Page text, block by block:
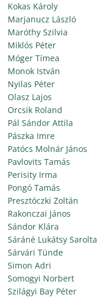
Kokas Károly
Marjanucz László
Maróthy Szilvia
Miklós Péter
Móger Tímea
Monok István
Nyilas Péter
Olasz Lajos
Orcsik Roland
Pál Sándor Attila
Pászka Imre
Patócs Molnár János
Pavlovits Tamás
Perisity Irma
Pongó Tamás
Presztóczki Zoltán
Rakonczai János
Sándor Klára
Sáráné Lukátsy Sarolta
Sárvári Tünde
Simon Adri
Somogyi Norbert
Szilágyi Bay Péter